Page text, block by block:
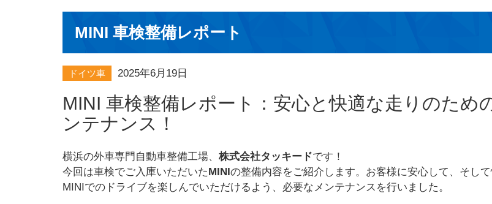
MINI 車検整備レポート
ドイツ車 2025年6月19日
MINI 車検整備レポート：安心と快適な走りのため
ンテナンス！
横浜の外車専門自動車整備工場、 株式会社タッキードです！
今回は車検でご入庫いただいたMINIの整備内容をご紹介します。お客様に安心して、そし
MINIでのドライブを楽しんでいただけるよう、必要なメンテナンスを行いました。